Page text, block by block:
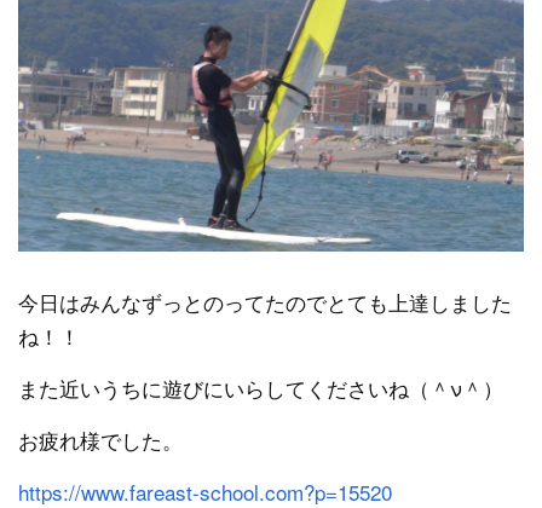
今日はみんなずっとのってたのでとても上達しました
ね！！
また近いうちに遊びにいらしてくださいね（＾ν＾）
お疲れ様でした。
https://www.fareast-school.com?p=15520